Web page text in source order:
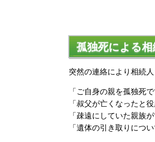
孤独死による
突然の連絡により相続
「ご自身の親を孤独死
「叔父が亡くなったと
「疎遠にしていた親族
「遺体の引き取りにつ